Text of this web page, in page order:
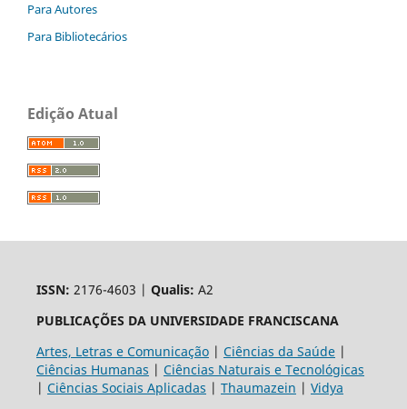
Para Autores
Para Bibliotecários
Edição Atual
ISSN: 2176-4603 | Qualis: A2
PUBLICAÇÕES DA UNIVERSIDADE FRANCISCANA
Artes, Letras e Comunicação| Ciências da Saúde|
Ciências Humanas | Ciências Naturais e Tecnológicas
| Ciências Sociais Aplicadas | Thaumazein | Vidya